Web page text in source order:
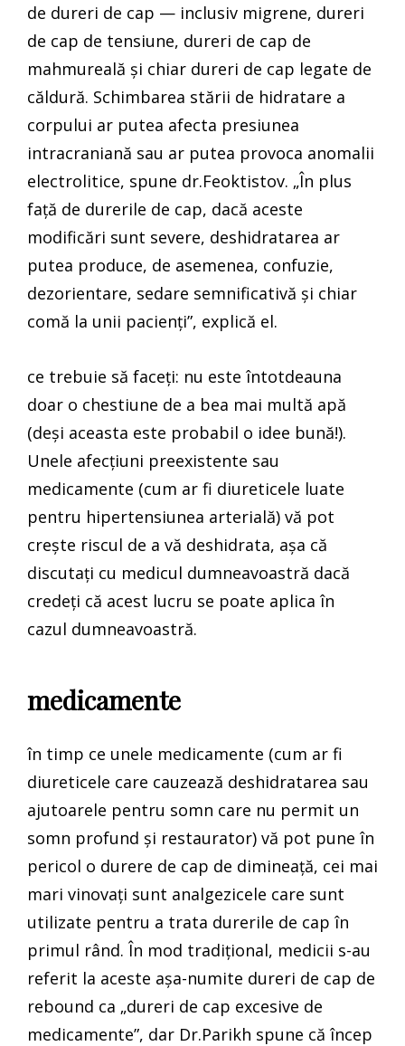
de dureri de cap — inclusiv migrene, dureri
de cap de tensiune, dureri de cap de
mahmureală și chiar dureri de cap legate de
căldură. Schimbarea stării de hidratare a
corpului ar putea afecta presiunea
intracraniană sau ar putea provoca anomalii
electrolitice, spune dr.Feoktistov. „În plus
față de durerile de cap, dacă aceste
modificări sunt severe, deshidratarea ar
putea produce, de asemenea, confuzie,
dezorientare, sedare semnificativă și chiar
comă la unii pacienți”, explică el.
ce trebuie să faceți: nu este întotdeauna
doar o chestiune de a bea mai multă apă
(deși aceasta este probabil o idee bună!).
Unele afecțiuni preexistente sau
medicamente (cum ar fi diureticele luate
pentru hipertensiunea arterială) vă pot
crește riscul de a vă deshidrata, așa că
discutați cu medicul dumneavoastră dacă
credeți că acest lucru se poate aplica în
cazul dumneavoastră.
medicamente
în timp ce unele medicamente (cum ar fi
diureticele care cauzează deshidratarea sau
ajutoarele pentru somn care nu permit un
somn profund și restaurator) vă pot pune în
pericol o durere de cap de dimineață, cei mai
mari vinovați sunt analgezicele care sunt
utilizate pentru a trata durerile de cap în
primul rând. În mod tradițional, medicii s-au
referit la aceste așa-numite dureri de cap de
rebound ca „dureri de cap excesive de
medicamente”, dar Dr.Parikh spune că încep